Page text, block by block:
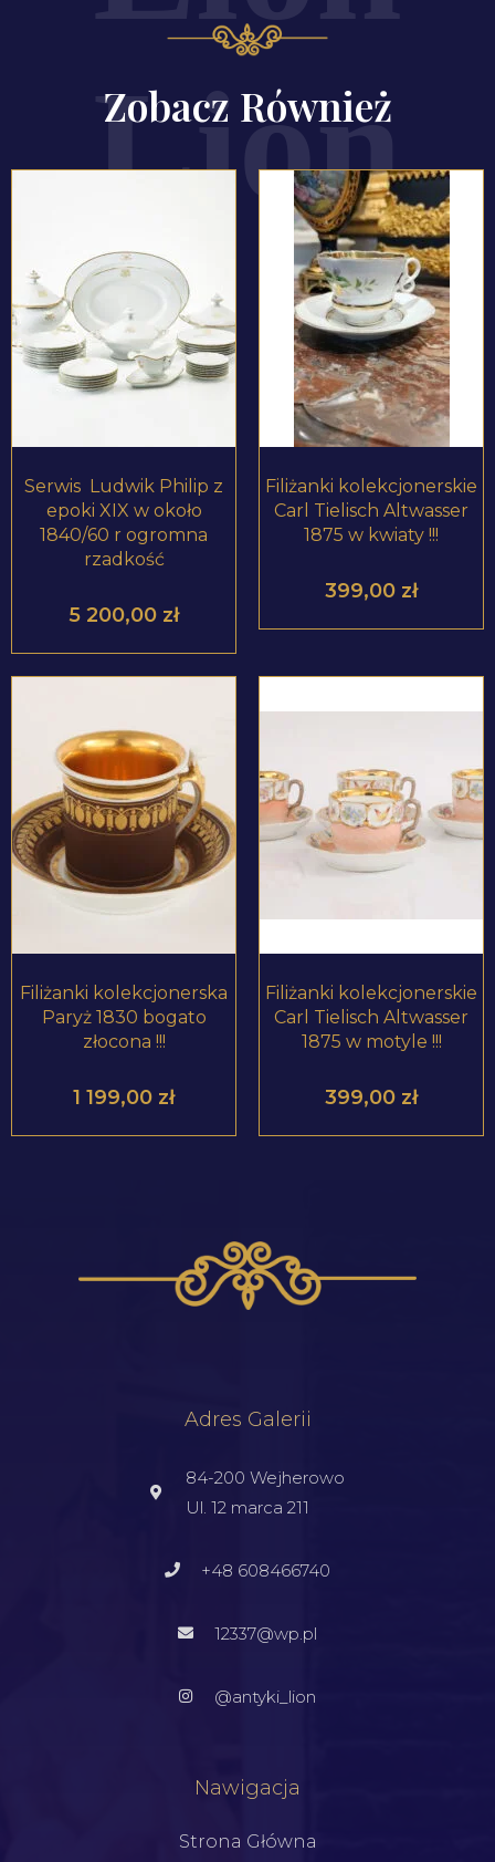
Zobacz Również
ZOBACZ PRODUKT
Serwis Ludwik Philip z
epoki XIX w około
1840/60 r ogromna
rzadkość
5 200,00 zł
ZOBACZ PRODUKT
Filiżanki kolekcjonerskie
Carl Tielisch Altwasser
1875 w kwiaty !!!
399,00 zł
ZOBACZ PRODUKT
Filiżanki kolekcjonerska
Paryż 1830 bogato
złocona !!!
1 199,00 zł
ZOBACZ PRODUKT
Filiżanki kolekcjonerskie
Carl Tielisch Altwasser
1875 w motyle !!!
399,00 zł
Adres Galerii
84-200 Wejherowo
Ul. 12 marca 211
+48 608466740
12337@wp.pl
@antyki_lion
Nawigacja
Strona Główna